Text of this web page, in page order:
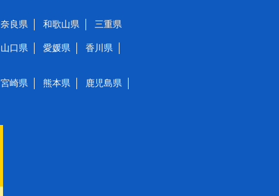
奈良県 和歌山県 三重県
山口県 愛媛県
香川県
宮崎県 熊本県
鹿児島県